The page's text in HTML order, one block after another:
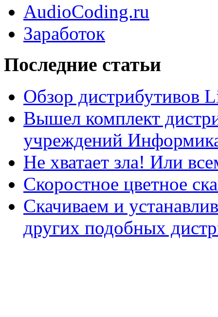
AudioCoding.ru
Заработок
Последние статьи
Обзор дистрибутивов
Вышел комплект
учреждений
Не хватает зла! Или
Скоростное цветное
Скачиваем и
других подобных